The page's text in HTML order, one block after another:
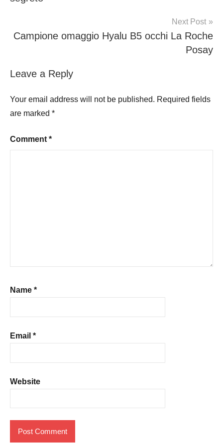
Next Post
Campione omaggio Hyalu B5 occhi La Roche
Posay
Leave a Reply
Your email address will not be published. Required fields
are marked *
Comment *
Name *
Email *
Website